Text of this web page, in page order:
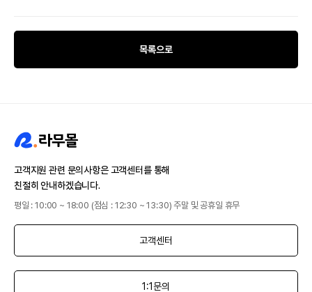
목록으로
고객지원 관련 문의사항은 고객센터를 통해
친절히 안내하겠습니다.
평일 : 10:00 ~ 18:00 (점심 : 12:30 ~ 13:30) 주말 및 공휴일 휴무
고객센터
1:1문의